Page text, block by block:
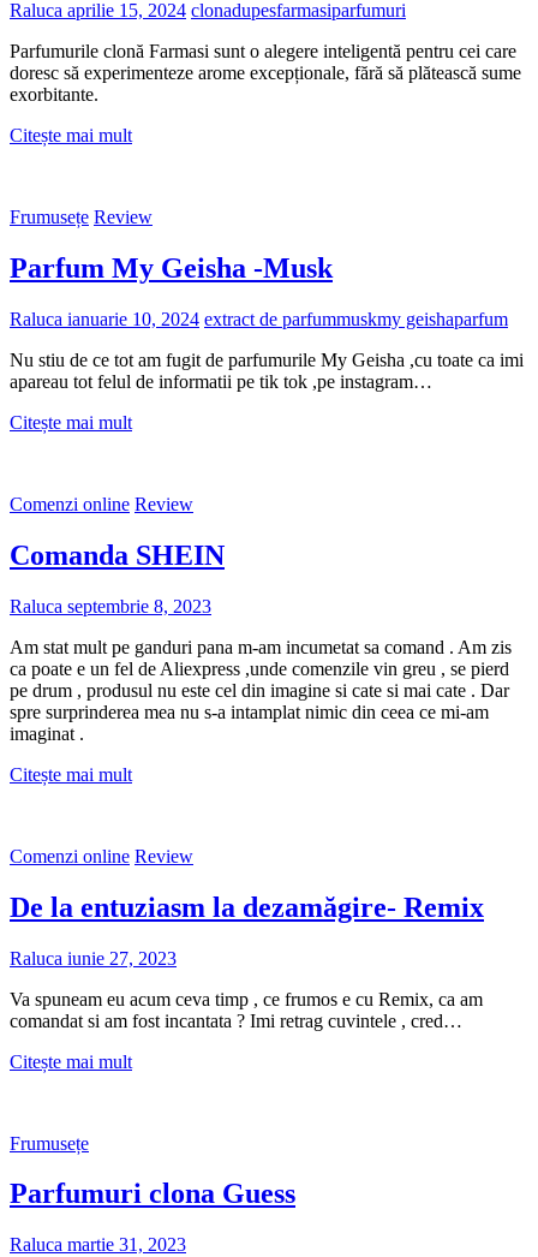
Raluca aprilie 15, 2024 clonadupesfarmasiparfumuri
Parfumurile clonă Farmasi sunt o alegere inteligentă pentru cei care
doresc să experimenteze arome excepționale, fără să plătească sume
exorbitante.
Citește mai multParfumuri
Frumusețe Review
Parfum My Geisha -Musk
Raluca ianuarie 10, 2024 extract de parfummuskmy geishaparfum
Nu stiu de ce tot am fugit de parfumurile My Geisha ,cu toate ca imi
apareau tot felul de informatii pe tik tok ,pe instagram…
Citește mai multParfum
Musk
Comenzi online Review
Comanda SHEIN
Raluca septembrie 8, 2023
Am stat mult pe ganduri pana m-am incumetat sa comand . Am zis
ca poate e un fel de Aliexpress ,unde comenzile vin greu , se pierd
pe drum , produsul nu este cel din imagine si cate si mai cate . Dar
spre surprinderea mea nu s-a intamplat nimic din ceea ce mi-am
imaginat .
Citește mai multComanda
Comenzi online Review
De la entuziasm la dezamăgire- Remix
Raluca iunie 27, 2023
Va spuneam eu acum ceva timp , ce frumos e cu Remix, ca am
comandat si am fost incantata ? Imi retrag cuvintele , cred…
Citește mai multDe
Frumusețe
Parfumuri clona Guess
Raluca martie 31, 2023